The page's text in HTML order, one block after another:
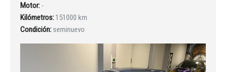
Motor: -
Kilómetros: 151000 km
Condición: seminuevo